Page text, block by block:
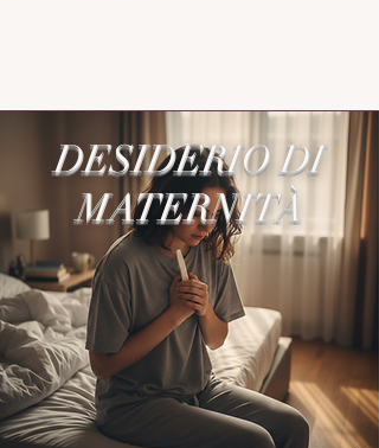
DESIDERIO DI
MATERNITÀ